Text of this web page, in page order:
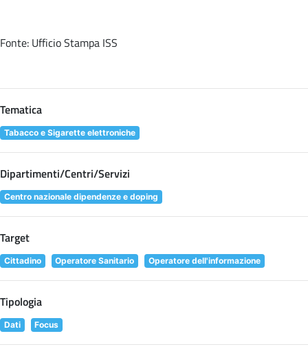
Fonte: Ufficio Stampa ISS
Tematica
Tabacco e Sigarette elettroniche
Dipartimenti/Centri/Servizi
Centro nazionale dipendenze e doping
Target
Cittadino Operatore Sanitario Operatore dell'informazione
Tipologia
Dati Focus